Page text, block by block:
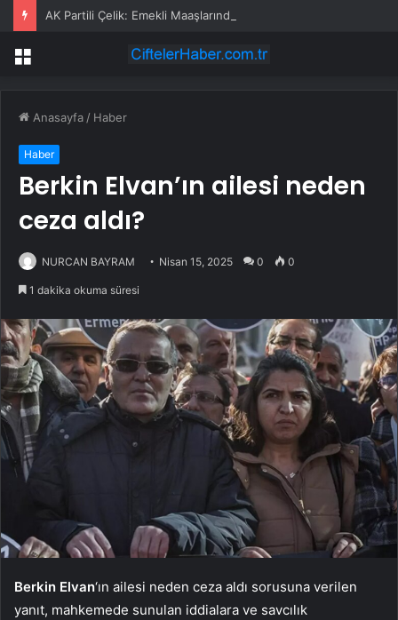
Menü
Anasayfa / Haber
Haber
Berkin Elvan’ın ailesi neden
ceza aldı?
NURCAN BAYRAM Nisan 15, 2025 0 0
1 dakika okuma süresi
Berkin Elvan‘ın ailesi neden ceza aldı sorusuna verilen
yanıt, mahkemede sunulan iddialara ve savcılık